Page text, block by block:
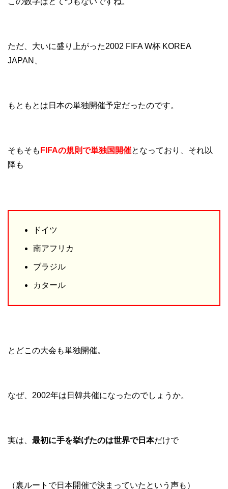
ただ、大いに盛り上がった2002 FIFA W杯 KOREA
JAPAN、
もともとは日本の単独開催予定だったのです。
そもそも FIFAの規則で単独国開催となっており、それ以
降も
ドイツ
南アフリカ
ブラジル
カタール
とどこの大会も単独開催。
なぜ、2002年は日韓共催になったのでしょうか。
実は、 最初に手を挙げたのは世界で日本だけで
（裏ルートで日本開催で決まっていたという声も）